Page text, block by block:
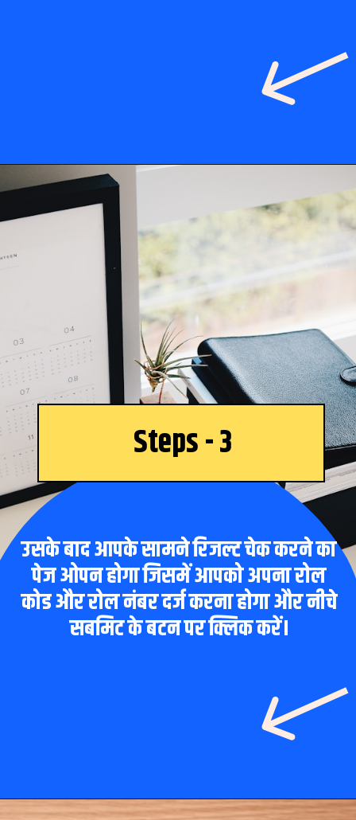
Opening
उसके बाद आपके सामने रिजल्ट चेक करने का
पेज ओपन होगा जिसमें आपको अपना रोल
कोड और रोल नंबर दर्ज करना होगा और नीचे
सबमिट के बटन पर क्लिक करें।
Steps - 3